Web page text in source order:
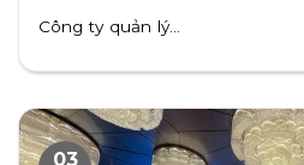
Công ty quản lý...
03